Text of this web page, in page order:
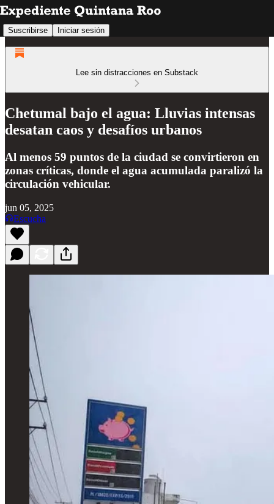
Suscribirse Iniciar sesión
Lee sin distracciones en Substack
Chetumal bajo el agua: Lluvias intensas
desatan caos y desafíos urbanos
Al menos 59 puntos de la ciudad se convirtieron en
zonas críticas, donde el agua acumulada paralizó la
circulación vehicular.
jun 05, 2025
Escucha